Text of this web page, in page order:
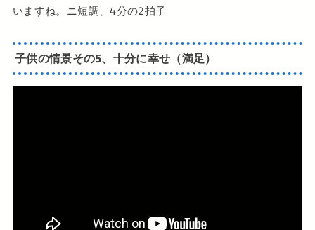
いますね。ニ短調、4分の2拍子
子供の情景その5、十分に幸せ（満足）